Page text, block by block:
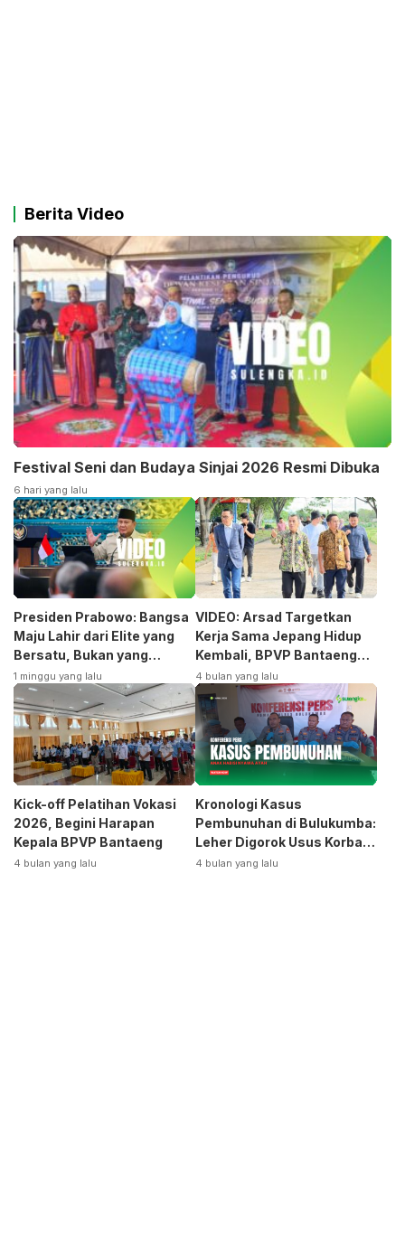
Berita Video
Festival Seni dan Budaya Sinjai 2026 Resmi Dibuka
6 hari yang lalu
Presiden Prabowo: Bangsa
Maju Lahir dari Elite yang
Bersatu, Bukan yang
Terpecah
1 minggu yang lalu
VIDEO: Arsad Targetkan
Kerja Sama Jepang Hidup
Kembali, BPVP Bantaeng
Siap Bangkitkan Jurusan
Otomotif
4 bulan yang lalu
Kick-off Pelatihan Vokasi
2026, Begini Harapan
Kepala BPVP Bantaeng
4 bulan yang lalu
Kronologi Kasus
Pembunuhan di Bulukumba:
Leher Digorok Usus Korban
Dikeluarkan
4 bulan yang lalu